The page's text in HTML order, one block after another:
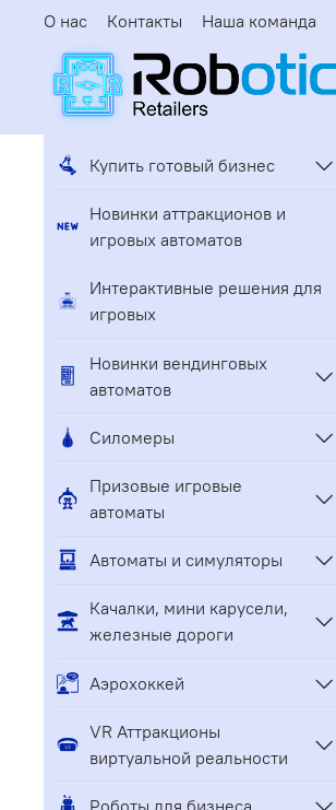
О нас Контакты Наша команда
Купить готовый бизнес
Новинки аттракционов и
игровых автоматов
Интерактивные решения для
игровых
Новинки вендинговых
автоматов
Силомеры
Призовые игровые
автоматы
Автоматы и симуляторы
Качалки, мини карусели,
железные дороги
Аэрохоккей
VR Аттракционы
виртуальной реальности
Роботы для бизнеса